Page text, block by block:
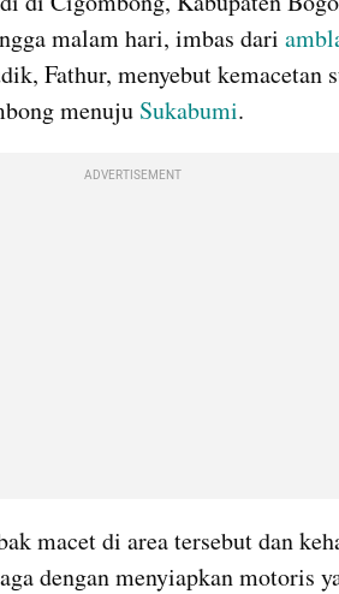
malam hari, imbas dari
Fathur, menyebut kemacetan
menuju Sukabumi.
ADVERTISEMENT
dengan menyiapkan motoris